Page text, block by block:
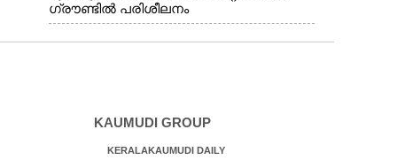
ഗ്രൗണ്ടിൽ പരിശീലനം
KAUMUDI GROUP
KERALAKAUMUDI DAILY